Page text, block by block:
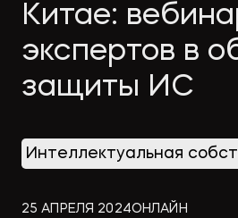
и
право
Китае:
экспертов в
защиты ИС
Интеллектуальная
25 АПРЕЛЯ 2024ОНЛАЙН